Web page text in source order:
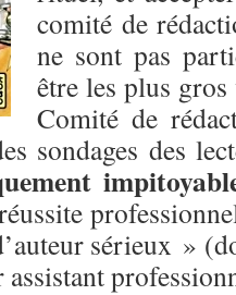
comité de
ne sont pas
être les plus
Comité de
sondages des
sérieux »
assistant